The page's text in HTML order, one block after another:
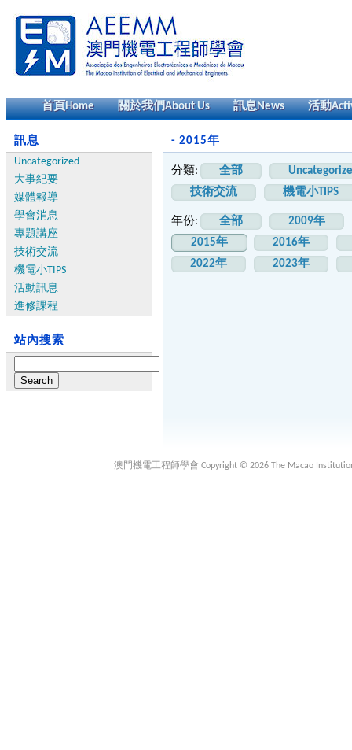
首頁Home 關於我們About Us 訊息News 活動
訊息
Uncategorized
大事紀要
媒體報導
學會消息
專題講座
技術交流
機電小TIPS
活動訊息
進修課程
站內搜索
for:
- 2015年
分類: 全部
技術交流
機電小TIPS
年份: 全部
2009年
2015年
2016年
2022年
2023年
澳門機電工程師學會 Copyright © 2026 The Macao